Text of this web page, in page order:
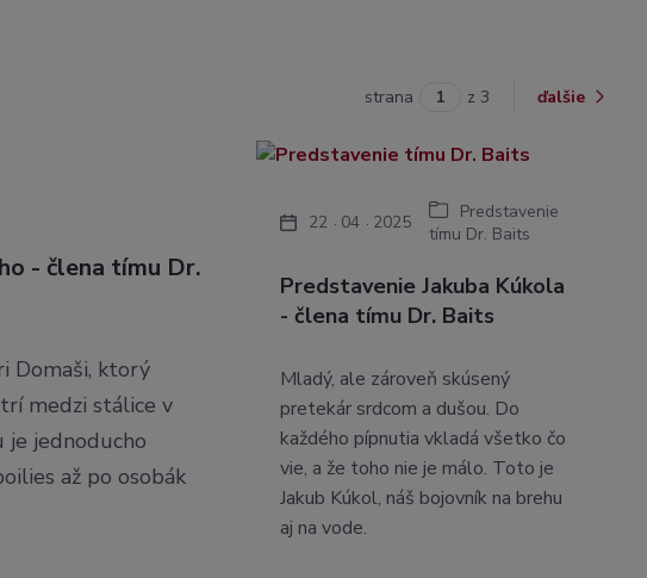
strana z 3 ďalšie
- člena tímu Dr.
Domaši, ktorý
medzi stálice v
je jednoducho
až po osobák
Predstavenie Jakuba Kúkola
- člena tímu Dr. Baits
22 04 2025
Predstavenie
tímu Dr. Baits
Mladý, ale zároveň skúsený
pretekár srdcom a dušou. Do
každého pípnutia vkladá všetko čo
vie, a že toho nie je málo. Toto je
Jakub Kúkol, náš bojovník na brehu
aj na vode.